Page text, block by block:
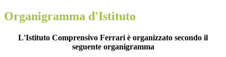
Organigramma d'Istituto
L'Istituto Comprensivo Ferrari è organizzato secondo il
seguente organigramma